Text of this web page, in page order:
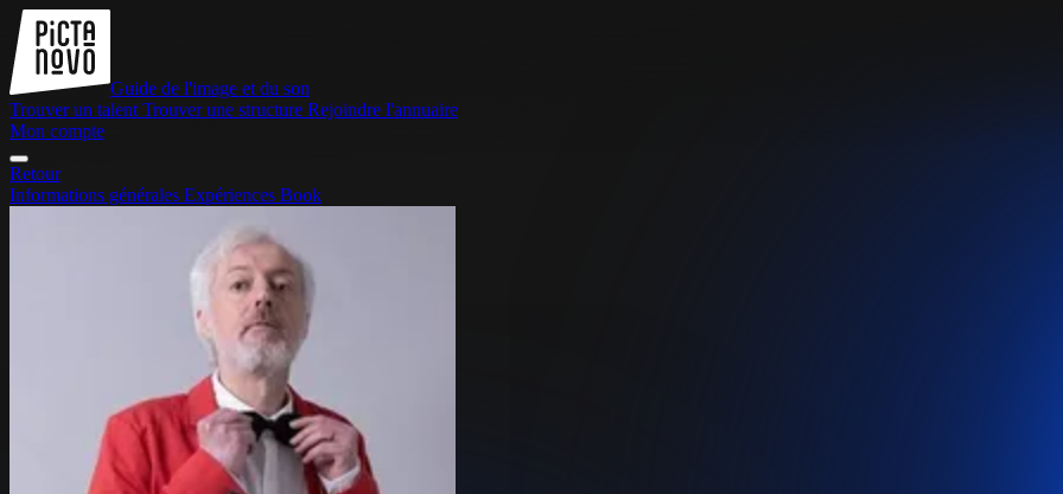
Guide de l'image et du son
Trouver un talent Trouver une structure Rejoindre l'annuaire
Mon compte
Retour
Informations générales Expériences Book